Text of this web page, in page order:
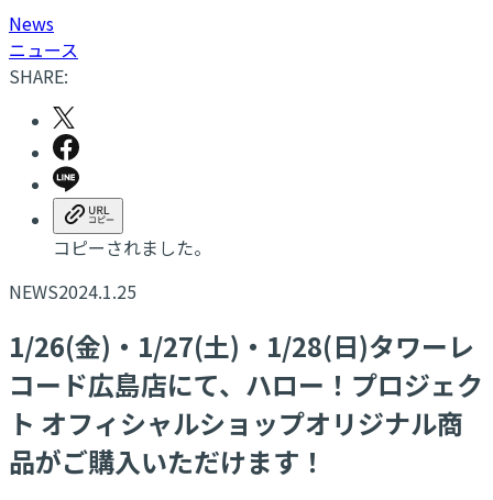
News
ニュース
SHARE:
コピーされました。
NEWS2024.1.25
1/26(金)・1/27(土)・1/28(日)タワーレ
コード広島店にて、ハロー！プロジェク
ト オフィシャルショップオリジナル商
品がご購入いただけます！